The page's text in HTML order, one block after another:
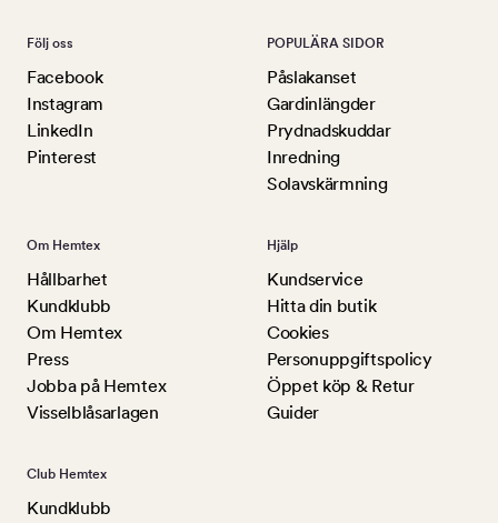
Följ oss
Facebook
Instagram
LinkedIn
Pinterest
POPULÄRA SIDOR
Påslakanset
Gardinlängder
Prydnadskuddar
Inredning
Solavskärmning
Om Hemtex
Hållbarhet
Kundklubb
Om Hemtex
Press
Jobba på Hemtex
Visselblåsarlagen
Hjälp
Kundservice
Hitta din butik
Cookies
Personuppgiftspolicy
Öppet köp & Retur
Guider
Club Hemtex
Kundklubb